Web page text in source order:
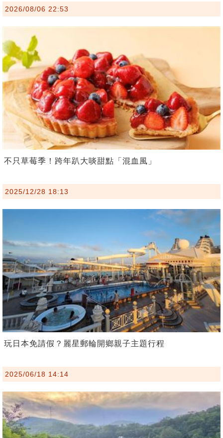
2026/08/06 22:53
不只草莓季！跨年趴大啖甜點「混血風」
2025/12/28 18:13
玩日本免請假？麗星郵輪開鄉親子主題行程
2025/06/18 14:14